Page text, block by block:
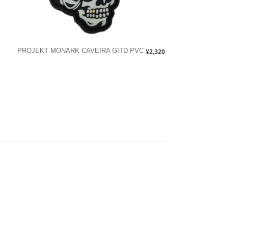
PROJEKT MONARK CAVEIRA GITD PVC ¥2,320